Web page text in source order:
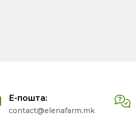
Е-пошта:
contact@elenafarm.mk